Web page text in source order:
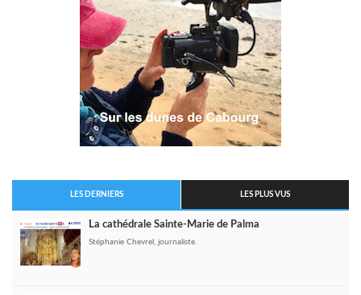
LES DERNIERS LES PLUS VUS
La cathédrale Sainte-Marie de Palma
Stéphanie Chevrel, journaliste.